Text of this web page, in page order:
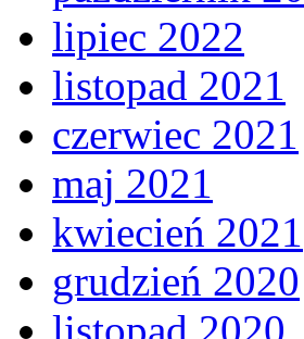
lipiec 2022
listopad 2021
czerwiec 2021
maj 2021
kwiecień 2021
grudzień 2020